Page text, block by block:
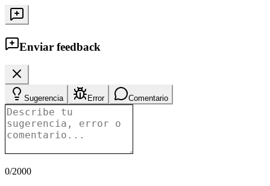
Enviar feedback
Sugerencia Error Comentario
0/2000